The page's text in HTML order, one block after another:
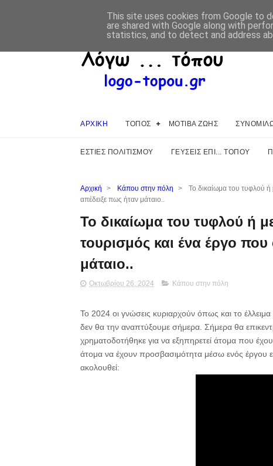
ΑΡΧΙΚΗ ΤΟΠΟΣ ΜΟΤΙΒΑ ΖΩΗΣ
ΕΣΤΙΕΣ ΠΟΛΙΤΙΣΜΟΥ ΓΕΥΣΕΙΣ ΕΠΙ... ΤΟΠΟΥ
Αρχική > Κάπου στην πόλη >
Το δικαίωμα του τυφλού
απέδειξε πως ήταν μάταιο..
Το δικαίωμα του τυφλού ή
τουρισμός και ένα έργο
μάταιο..
Οκτωβρίου 26, 2024 Κάπου στην πόλη
Το 2024 οι γνώσεις κυριαρχούν όπως και το
δεν θα την αναπτύξουμε σήμερα. Σήμερα θα
χρηματοδοτήθηκε για να εξηπηρετεί άτομα που
άτομα να έχουν προσβασιμότητα μέσω ενός
ακολουθεί:
This site uses cookies from Google to
are shared with Google along with
statistics, and to detect and address